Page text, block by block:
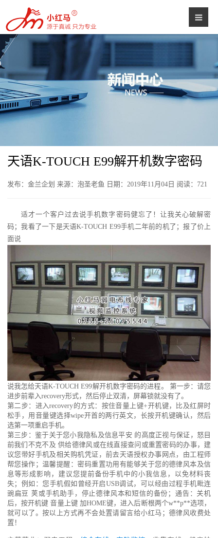
天语K-TOUCH E99解开机数字密码
发布：金兰企划 来源：泡圣老鱼 日期：2019年11月04日 阅读： 721
适才一个客户过去说手机数字密码健忘了！让我关心破解密
码；我看了一下是天语K-TOUCH E99手机二年前的机了；报了价上
面说
说我怎给天语K-TOUCH E99解开机数字密码的进程。 第一步：请您
进步前辈入recovery形式，然后停止双清，屏幕锁就没有了。
第二步：进入recovery的方式：按住音量上键+开机键，比及红屏时
松手，用音量键选择wipe开首的两行英文，长按开机键确认，然后
选第一项重启手机。
第三步：鉴于关于您小我隐私及信息平安 的高度正视与保证，怒目
前我们不克不及 供给德律风或在线直接查问或重置密码的办事，建
议您带好手机及相关购机凭证，前去天语授权办事网点，由工程师
帮您操作；温馨提醒：密码重置功用有能够关于您的德律风本及信
息等形成影响，建议您提前备份手机中的小我信息，以免材料丧
失；例如：您手机假如曾经开启USB调试，可以经由过程手机毗连
豌扁豆 荚或手机助手，停止德律风本和短信的备份；通告：关机
后，按开机键 音量上键 加HOME键，进入后断根两个w**p**选项，
就可以了。按以上方式再不会处置请留言给小红马；德律风收费处
置！